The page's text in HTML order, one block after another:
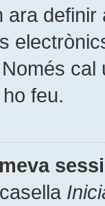
ara
feu.